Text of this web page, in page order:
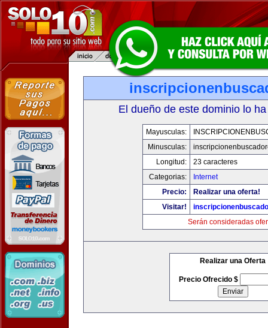
El dueño de este dominio lo
Mayusculas:
Minusculas:
Longitud:
23 caracteres
Categorias:
Internet
Precio:
Realizar una oferta!
Visitar!
Serán consideradas
Realizar una Oferta
Precio Ofrecido $